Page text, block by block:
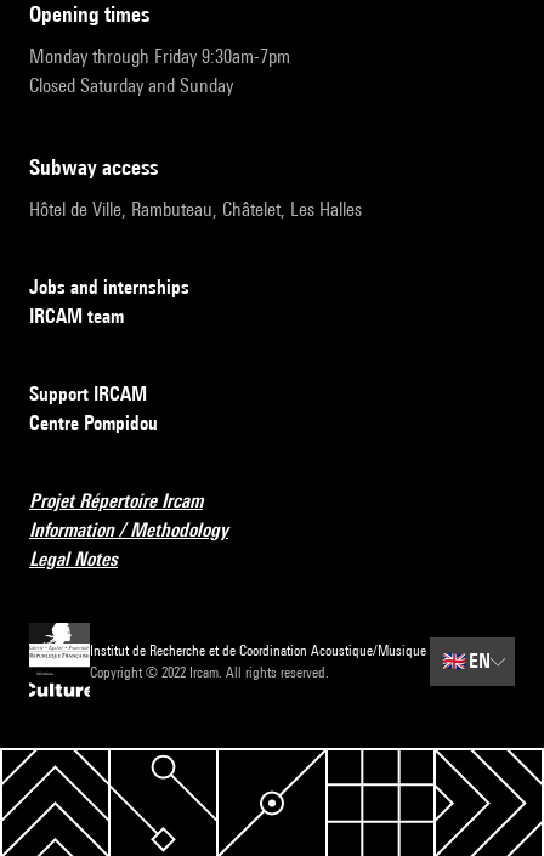
opening times
Monday through Friday 9:30am-7pm
Closed Saturday and Sunday
subway access
Hôtel de Ville, Rambuteau, Châtelet, Les Halles
Jobs and internships
IRCAM team
Support IRCAM
Centre Pompidou
Projet Répertoire Ircam
Information / Methodology
Legal Notes
Institut de Recherche et de Coordination Acoustique/Musique
Copyright © 2022 Ircam. All rights reserved.
🇬🇧 EN